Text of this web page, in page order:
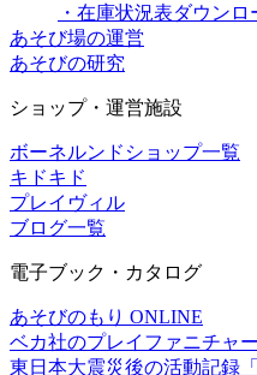
・在庫状況表ダウンロ
あそび場の運営
あそびの研究
ショップ・運営施設
ボーネルンドショップ一覧
キドキド
プレイヴィル
ブログ一覧
電子ブック・カタログ
あそびのもり ONLINE
ベカ社のプレイファニチャ
東日本大震災後の活動記録